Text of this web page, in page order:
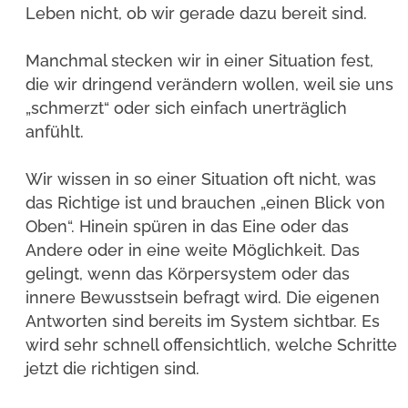
Leben nicht, ob wir gerade dazu bereit sind.
Manchmal stecken wir in einer Situation fest,
die wir dringend verändern wollen, weil sie uns
„schmerzt“ oder sich einfach unerträglich
anfühlt.
Wir wissen in so einer Situation oft nicht, was
das Richtige ist und brauchen „einen Blick von
Oben“. Hinein spüren in das Eine oder das
Andere oder in eine weite Möglichkeit. Das
gelingt, wenn das Körpersystem oder das
innere Bewusstsein befragt wird. Die eigenen
Antworten sind bereits im System sichtbar. Es
wird sehr schnell offensichtlich, welche Schritte
jetzt die richtigen sind.